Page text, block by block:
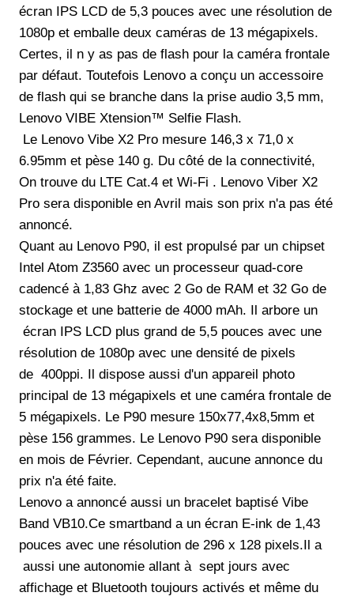
écran IPS LCD de 5,3 pouces avec une résolution de
1080p et emballe deux caméras de 13 mégapixels.
Certes, il n y as pas de flash pour la caméra frontale
par défaut. Toutefois Lenovo a conçu un accessoire
de flash qui se branche dans la prise audio 3,5 mm,
Lenovo VIBE Xtension™ Selfie Flash.
Le Lenovo Vibe X2 Pro mesure 146,3 x 71,0 x
6.95mm et pèse 140 g. Du côté de la connectivité,
On trouve du LTE Cat.4 et Wi-Fi . Lenovo Viber X2
Pro sera disponible en Avril mais son prix n'a pas été
annoncé.
Quant au Lenovo P90, il est propulsé par un chipset
Intel Atom Z3560 avec un processeur quad-core
cadencé à 1,83 Ghz avec 2 Go de RAM et 32 Go de
stockage et une batterie de 4000 mAh. Il arbore un
écran IPS LCD plus grand de 5,5 pouces avec une
résolution de 1080p avec une densité de pixels
de 400ppi. Il dispose aussi d'un appareil photo
principal de 13 mégapixels et une caméra frontale de
5 mégapixels. Le P90 mesure 150x77,4x8,5mm et
pèse 156 grammes. Le Lenovo P90 sera disponible
en mois de Février. Cependant, aucune annonce du
prix n'a été faite.
Lenovo a annoncé aussi un bracelet baptisé Vibe
Band VB10.Ce smartband a un écran E-ink de 1,43
pouces avec une résolution de 296 x 128 pixels.Il a
aussi une autonomie allant à sept jours avec
affichage et Bluetooth toujours activés et même du